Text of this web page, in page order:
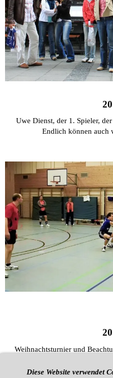
Diese Website verwendet
Uwe Dienst, der 1. Spieler,
Endlich können auch
Weihnachtsturnier und
Saison und das Highlight